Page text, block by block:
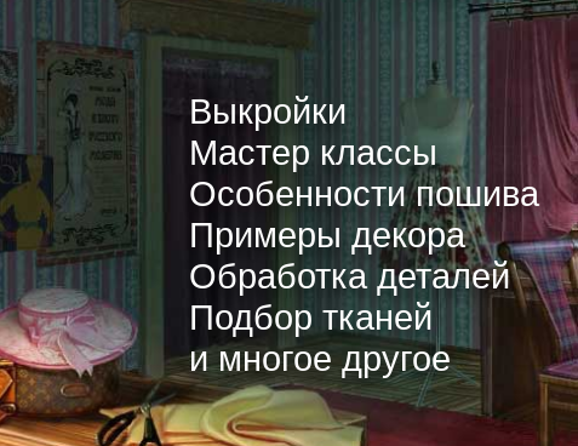
Выкройки
Мастер классы
Особенности пошива
Примеры декора
Обработка деталей
Подбор тканей
и многое другое